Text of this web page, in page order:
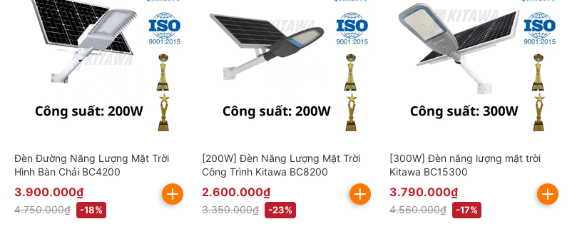
Đèn Đường Năng Lượng Mặt Trời
Hình Bàn Chải BC4200
3.900.000₫
4.750.000₫ -18%
[200W] Đèn Năng Lượng Mặt Trời
Công Trình Kitawa BC8200
2.600.000₫
3.350.000₫ -23%
[300W] Đèn năng lượng mặt trời
Kitawa BC15300
3.790.000₫
4.560.000₫ -17%